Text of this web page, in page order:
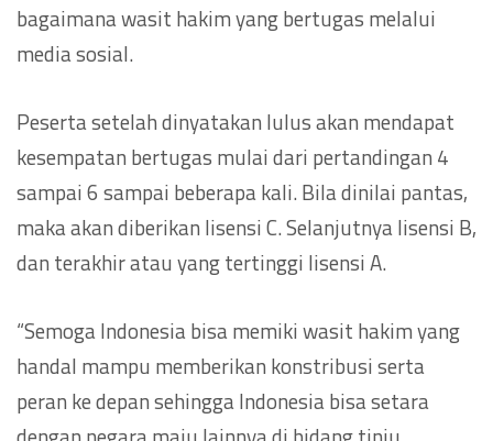
bagaimana wasit hakim yang bertugas melalui
media sosial.
Peserta setelah dinyatakan lulus akan mendapat
kesempatan bertugas mulai dari pertandingan 4
sampai 6 sampai beberapa kali. Bila dinilai pantas,
maka akan diberikan lisensi C. Selanjutnya lisensi B,
dan terakhir atau yang tertinggi lisensi A.
“Semoga Indonesia bisa memiki wasit hakim yang
handal mampu memberikan konstribusi serta
peran ke depan sehingga Indonesia bisa setara